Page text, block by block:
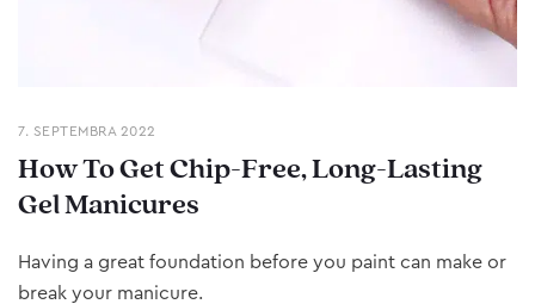
7. SEPTEMBRA 2022
How To Get Chip-Free, Long-Lasting
Gel Manicures
Having a great foundation before you paint can make or
break your manicure.